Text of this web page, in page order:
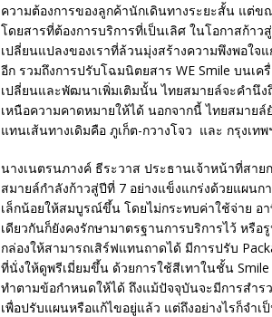
ความต้องการของลูกค้านักเดินทางระยะสั้น แต่
โดยสารที่ต้องการบริการที่เป็นเลิศ ในโอกาสก้า
เปลี่ยนแปลงของเราที่ล้วนมุ่งสร้างความพึงพอใ
อีก รวมถึงการปรับโฉมนิตยสาร WE Smile บนเ
เปลี่ยนและพัฒนาเพิ่มเติมนั้น ไทยสมายล์จะคำนึ
เหนือความคาดหมายให้ได้ นอกจากนี้ ไทยสมายล์
แทนเส้นทางเดิมคือ ภูเก็ต-กวางโจว และ กรุงเ
นางเนตรนภางค์ ธีระวาส ประธานเจ้าหน้าที่สา
สมายล์กำลังก้าวสู่ปีที่ 7 อย่างแข็งแกร่งด้วยแผน
เล็กน้อยให้สมบูรณ์ขึ้น โดยไม่กระทบค่าใช้จ่าย
เดียวกันก็ยังคงรักษามาตรฐานการบริการไว้ หรื
กล่องให้สามารถเสิร์ฟแทนถาดได้ มีการปรับ
ที่นั่งให้ดูพรีเมี่ยมขึ้น ด้วยการใช้สีเทาในชั้น
ทำตามข้อกำหนดให้ได้ ถึงแม้ปัจจุบันจะมีการสำ
เพื่อปรับแผนหรือแก้ไขอยู่แล้ว แต่ถึงอย่างไรก็จำ